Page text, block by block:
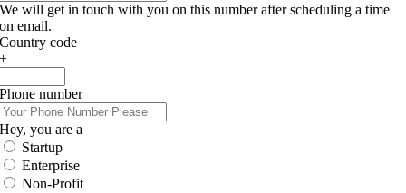
We will get in touch with you on this number after scheduling a time
on email.
Country code
+
Phone number
Hey, you are a
Startup
Enterprise
Non-Profit